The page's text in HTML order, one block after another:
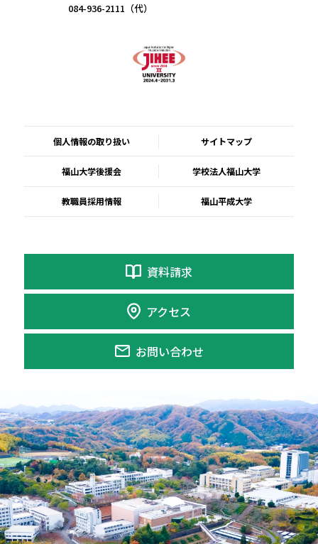
084-936-2111（代）
個人情報の取り扱い サイトマップ
福山大学後援会 学校法人福山大学
教職員採用情報 福山平成大学
資料請求
アクセス
お問い合わせ